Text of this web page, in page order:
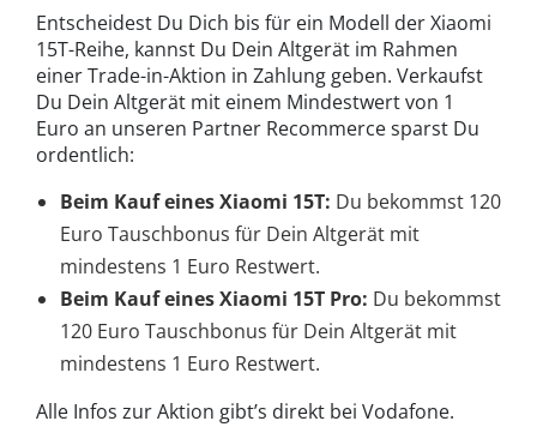
Entscheidest Du Dich bis für ein Modell der Xiaomi
15T-Reihe, kannst Du Dein Altgerät im Rahmen
einer Trade-in-Aktion in Zahlung geben. Verkaufst
Du Dein Altgerät mit einem Mindestwert von 1
Euro an unseren Partner Recommerce sparst Du
ordentlich:
Beim Kauf eines Xiaomi 15T: Du bekommst 120
Euro Tauschbonus für Dein Altgerät mit
mindestens 1 Euro Restwert.
Beim Kauf eines Xiaomi 15T Pro: Du bekommst
120 Euro Tauschbonus für Dein Altgerät mit
mindestens 1 Euro Restwert.
Alle Infos zur Aktion gibt’s direkt bei Vodafone.